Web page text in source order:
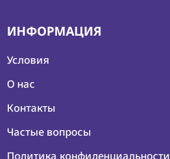
ИНФОРМАЦИЯ
Условия
О нас
Контакты
Частые вопросы
Политика конфиденциальности